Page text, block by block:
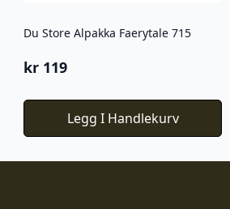
Du Store Alpakka Faerytale 715
kr 119
Legg I Handlekurv